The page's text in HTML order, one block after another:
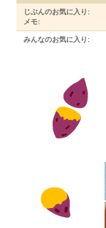
じぶんのお気に入り:
メモ:
みんなのお気に入り: